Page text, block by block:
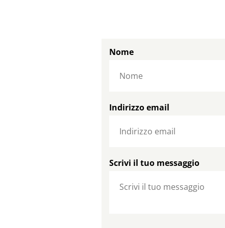
Nome
Indirizzo email
Scrivi il tuo messaggio